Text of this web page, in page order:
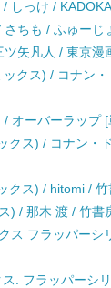
しっけ /
ちも / ふゅーじ
矢凡人 / 東京漫
クス) / コナン
オーバーラップ [
クス) / コナン・
クス) / hitomi /
) / 那木 渡 / 竹書
ス フラッパーシ
. フラッパーシ